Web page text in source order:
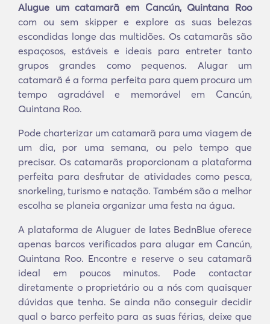
Alugue um catamarã em Cancún, Quintana Roo
com ou sem skipper e explore as suas belezas
escondidas longe das multidões. Os catamarãs são
espaçosos, estáveis e ideais para entreter tanto
grupos grandes como pequenos. Alugar um
catamarã é a forma perfeita para quem procura um
tempo agradável e memorável em Cancún,
Quintana Roo.
Pode charterizar um catamarã para uma viagem de
um dia, por uma semana, ou pelo tempo que
precisar. Os catamarãs proporcionam a plataforma
perfeita para desfrutar de atividades como pesca,
snorkeling, turismo e natação. Também são a melhor
escolha se planeia organizar uma festa na água.
A plataforma de Aluguer de Iates BednBlue oferece
apenas barcos verificados para alugar em Cancún,
Quintana Roo. Encontre e reserve o seu catamarã
ideal em poucos minutos. Pode contactar
diretamente o proprietário ou a nós com quaisquer
dúvidas que tenha. Se ainda não conseguir decidir
qual o barco perfeito para as suas férias, deixe que